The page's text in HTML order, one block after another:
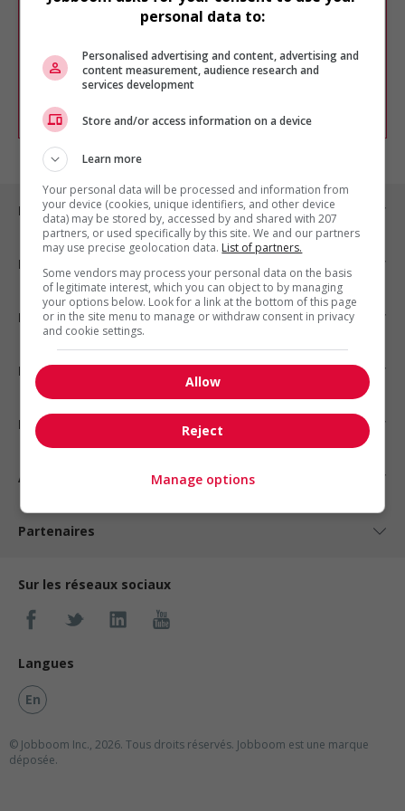
Veuillez faire une nouvelle recherche.
outils pour raffiner votre recherche, ou
chercher un poste selon votre profil
d'intérêt en emploi en vous
Emplois par ville
Emplois par secteur
Emplois par statut
Emplois par type
Nos suggestions
À propos
Partenaires
Sur les réseaux sociaux
Langues
En
© Jobboom Inc., 2026. Tous droits réservés. Jobboom est une marque
déposée.
personal data to:
Personalised advertising and content, advertising and
content measurement, audience research and
services development
Store and/or access information on a device
Learn more
Your personal data will be processed and information from
your device (cookies, unique identifiers, and other device
data) may be stored by, accessed by and shared with 207
partners, or used specifically by this site. We and our partners
may use precise geolocation data. List of partners.
Some vendors may process your personal data on the basis
of legitimate interest, which you can object to by managing
your options below. Look for a link at the bottom of this page
or in the site menu to manage or withdraw consent in privacy
and cookie settings.
Allow
Reject
Manage options